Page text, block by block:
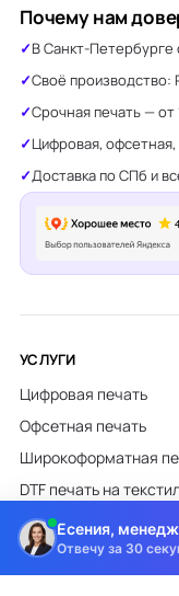
Почему нам
В Санкт-Петербурге
Своё производство:
Срочная печать — от
Цифровая, офсетная,
Доставка по СПб и
УСЛУГИ
Цифровая печать
Офсетная печать
Широкоформатная
DTF печать на
Лазерная гравировка
Есения,
Отвечу за 30